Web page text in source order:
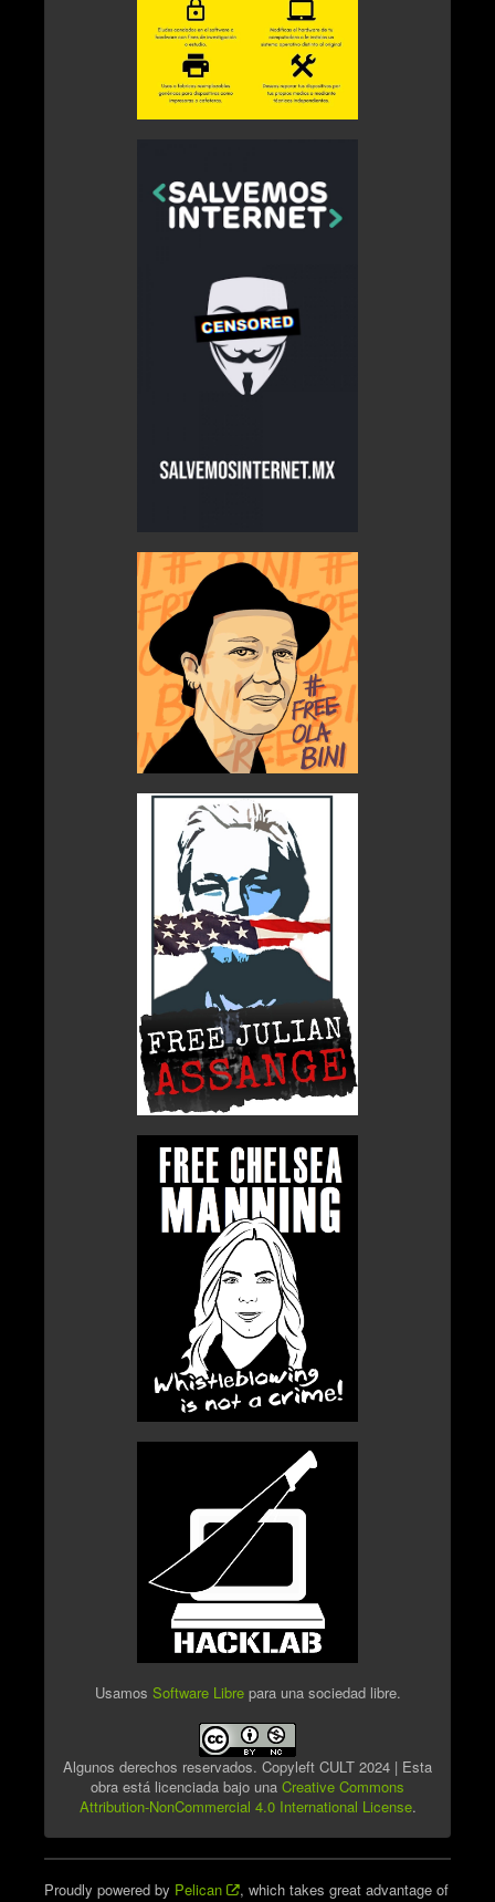
Usamos Software Librepara una sociedad libre.
Algunos derechos reservados. Copyleft CULT 2024 | Esta
obra está licenciada bajo una Creative Commons
Attribution-NonCommercial 4.0 International License.
Proudly powered by Pelican
, which takes great advantage of